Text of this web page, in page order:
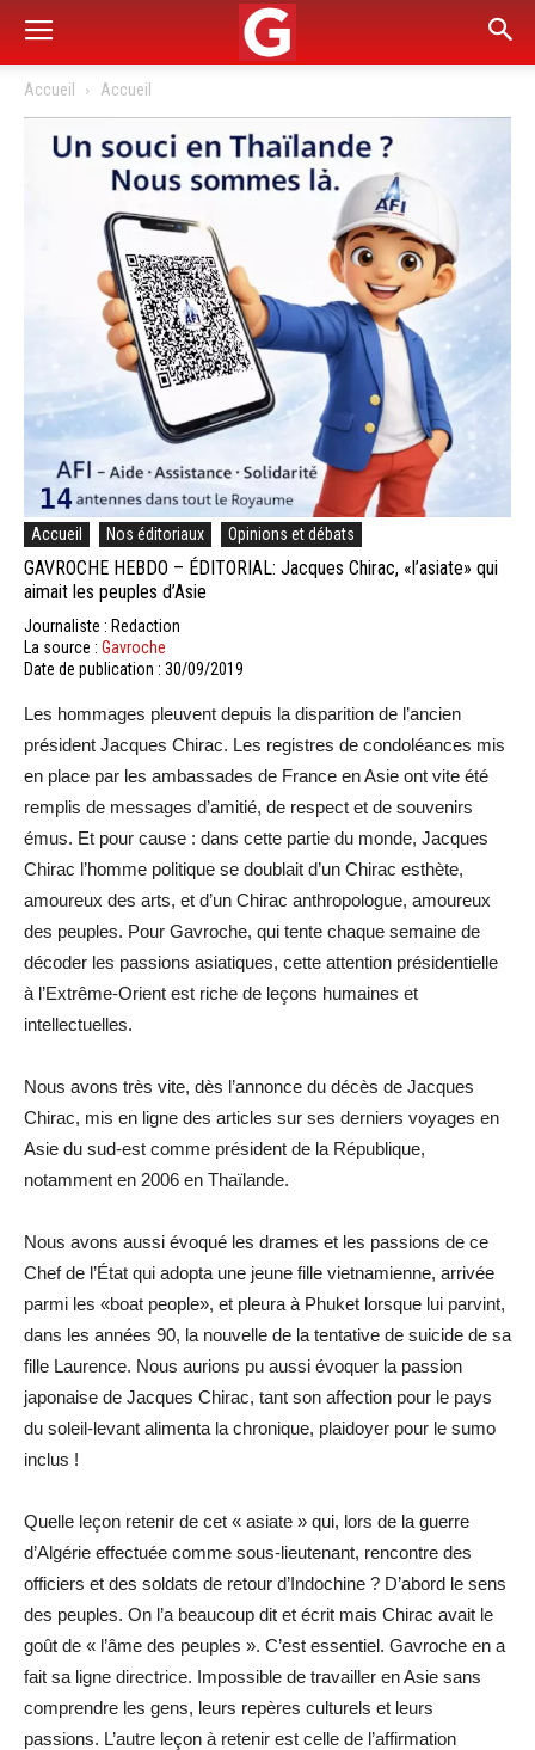
Accueil Accueil
Accueil Nos éditoriaux Opinions et débats
GAVROCHE HEBDO – ÉDITORIAL: Jacques Chirac, «l’asiate» qui
aimait les peuples d’Asie
Journaliste : Redaction
La source : Gavroche
Date de publication : 30/09/2019
Les hommages pleuvent depuis la disparition de l’ancien
président Jacques Chirac. Les registres de condoléances mis
en place par les ambassades de France en Asie ont vite été
remplis de messages d’amitié, de respect et de souvenirs
émus. Et pour cause : dans cette partie du monde, Jacques
Chirac l’homme politique se doublait d’un Chirac esthète,
amoureux des arts, et d’un Chirac anthropologue, amoureux
des peuples. Pour Gavroche, qui tente chaque semaine de
décoder les passions asiatiques, cette attention présidentielle
à l’Extrême-Orient est riche de leçons humaines et
intellectuelles.
Nous avons très vite, dès l’annonce du décès de Jacques
Chirac, mis en ligne des articles sur ses derniers voyages en
Asie du sud-est comme président de la République,
notamment en 2006 en Thaïlande.
Nous avons aussi évoqué les drames et les passions de ce
Chef de l’État qui adopta une jeune fille vietnamienne, arrivée
parmi les «boat people», et pleura à Phuket lorsque lui parvint,
dans les années 90, la nouvelle de la tentative de suicide de sa
fille Laurence. Nous aurions pu aussi évoquer la passion
japonaise de Jacques Chirac, tant son affection pour le pays
du soleil-levant alimenta la chronique, plaidoyer pour le sumo
inclus !
Quelle leçon retenir de cet « asiate » qui, lors de la guerre
d’Algérie effectuée comme sous-lieutenant, rencontre des
officiers et des soldats de retour d’Indochine ? D’abord le sens
des peuples. On l’a beaucoup dit et écrit mais Chirac avait le
goût de « l’âme des peuples ». C’est essentiel. Gavroche en a
fait sa ligne directrice. Impossible de travailler en Asie sans
comprendre les gens, leurs repères culturels et leurs
passions. L’autre leçon à retenir est celle de l’affirmation